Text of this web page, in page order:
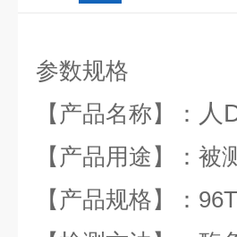
参数规格
【产品名称】： 人
【产品用途】：
【产品规格】：